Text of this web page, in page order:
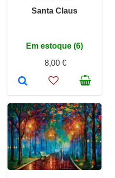
Santa Claus
Em estoque (6)
8,00 €